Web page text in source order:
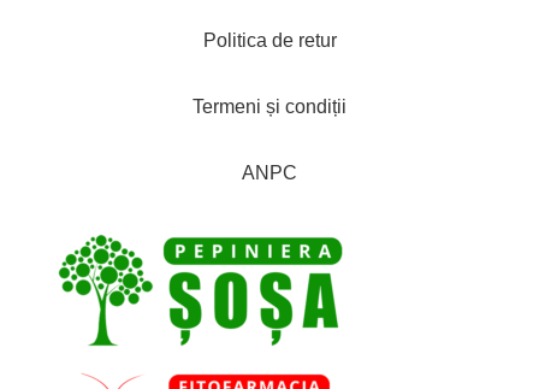
Politica de retur
Termeni și condiții
ANPC